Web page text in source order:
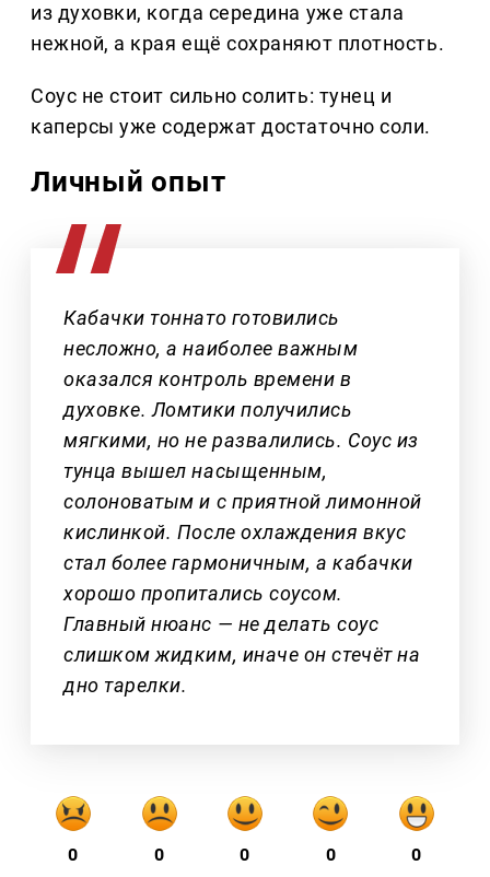
из духовки, когда середина уже стала
нежной, а края ещё сохраняют плотность.
Соус не стоит сильно солить: тунец и
каперсы уже содержат достаточно соли.
Личный опыт
Кабачки тоннато готовились
несложно, а наиболее важным
оказался контроль времени в
духовке. Ломтики получились
мягкими, но не развалились. Соус из
тунца вышел насыщенным,
солоноватым и с приятной лимонной
кислинкой. После охлаждения вкус
стал более гармоничным, а кабачки
хорошо пропитались соусом.
Главный нюанс — не делать соус
слишком жидким, иначе он стечёт на
дно тарелки.
0 0 0 0 0